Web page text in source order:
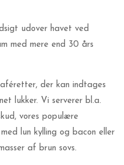
udover havet ved
med mere end 30 års
der kan indtages
lukker. Vi serverer bl.a.
vores populære
lun kylling og bacon eller
af brun sovs.